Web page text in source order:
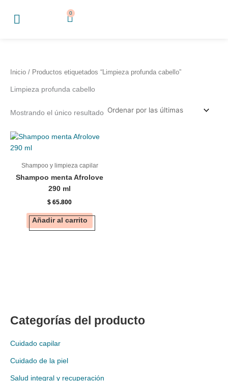
0
Cart
Categorías del producto
Cuidado capilar
Cuidado de la piel
Salud integral y recuperación
Inicio / Productos etiquetados “Limpieza profunda cabello”
Limpieza profunda cabello
Mostrando el único resultado
Shampoo y limpieza capilar
Shampoo menta Afrolove
290 ml
$ 65.800
Añadir al carrito